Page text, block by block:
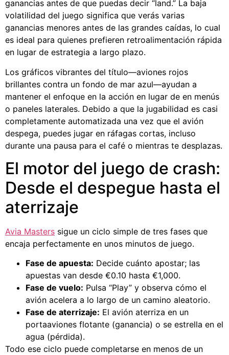
ganancias antes de que puedas decir “land.” La baja
volatilidad del juego significa que verás varias
ganancias menores antes de las grandes caídas, lo cual
es ideal para quienes prefieren retroalimentación rápida
en lugar de estrategia a largo plazo.
Los gráficos vibrantes del título—aviones rojos
brillantes contra un fondo de mar azul—ayudan a
mantener el enfoque en la acción en lugar de en menús
o paneles laterales. Debido a que la jugabilidad es casi
completamente automatizada una vez que el avión
despega, puedes jugar en ráfagas cortas, incluso
durante una pausa para el café o mientras te desplazas.
El motor del juego de crash:
Desde el despegue hasta el
aterrizaje
Avia Masters sigue un ciclo simple de tres fases que
encaja perfectamente en unos minutos de juego.
Fase de apuesta: Decide cuánto apostar; las
apuestas van desde €0.10 hasta €1,000.
Fase de vuelo: Pulsa “Play” y observa cómo el
avión acelera a lo largo de un camino aleatorio.
Fase de aterrizaje: El avión aterriza en un
portaaviones flotante (ganancia) o se estrella en el
agua (pérdida).
Todo ese ciclo puede completarse en menos de un